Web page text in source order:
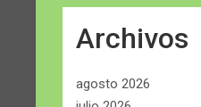
Archivos
agosto 2026